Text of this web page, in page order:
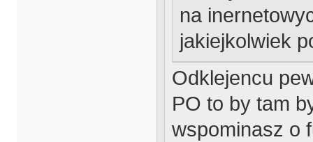
na
jakiejkolwiek
Odklejencu
PO to by tam
wspominasz o